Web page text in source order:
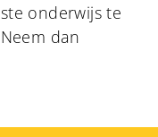
onderwijs te
dan